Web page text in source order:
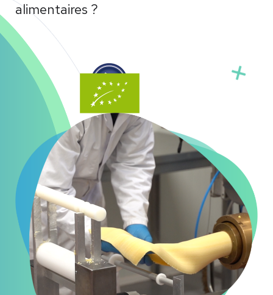
alimentaires ?